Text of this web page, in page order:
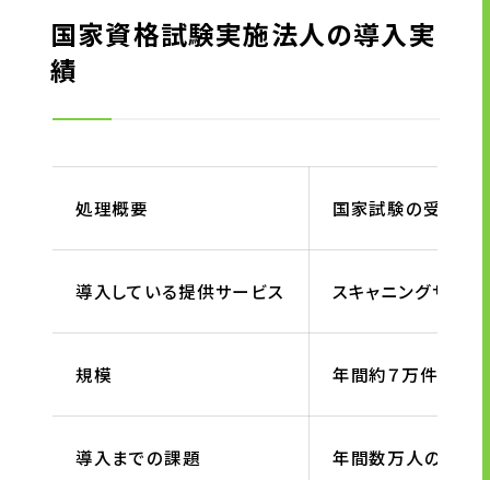
国家資格試験実施法人の導入実
績
処理概要 国家試験の受験申
導入している提供サービス スキャニングサービ
規模 年間約７万件のス
導入までの課題 年間数万人の受験